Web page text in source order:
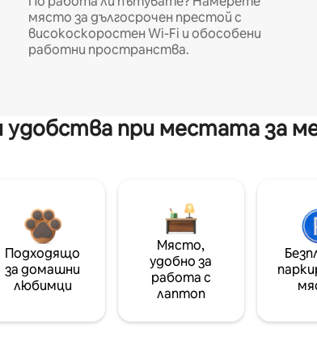
място за дългосрочен престой с
високоскоростен Wi-Fi и обособени
работни пространства.
удобства при местата за
Подходящо
за домашни
любимци
Място,
удобно за
работа с
лаптоп